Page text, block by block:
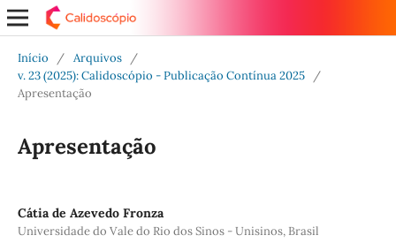
Início / Arquivos
/
v. 23 (2025): Calidoscópio - Publicação Contínua 2025
/
Apresentação
Apresentação
Cátia de Azevedo Fronza
Universidade do Vale do Rio dos Sinos - Unisinos, Brasil